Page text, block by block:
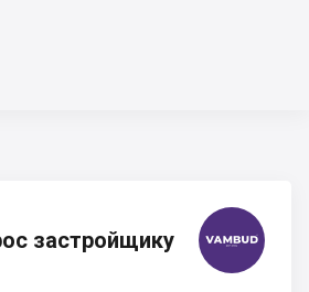
застройщику